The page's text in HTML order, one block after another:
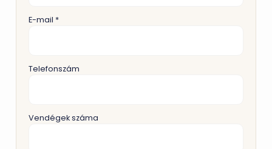
E-mail *
Telefonszám
Vendégek száma